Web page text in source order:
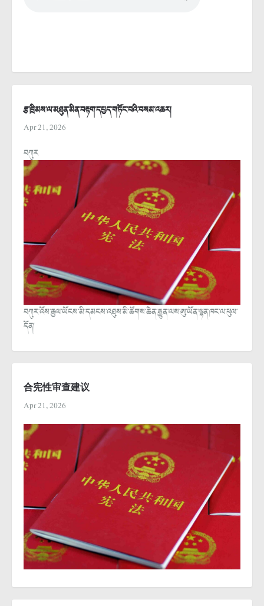
རྩ་ཁྲིམས་ལ་མཐུན་མིན་བརྟག་དཔྱད་གཏོང་བའི་བསམ་འཆར།
Apr 21, 2026
བཀུར
བཀུར་འོས་རྒྱལ་ཡོངས་མི་དམངས་འཐུས་མི་ཚོགས་ཆེན་རྒྱུན་ལས་ཨུ་ཡོན་ལྷན་ཁང་ལ་ཕུལ་
དོན།
合宪性审查建议
Apr 21, 2026